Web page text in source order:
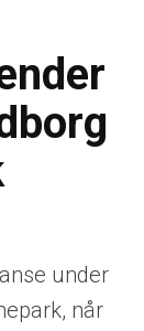
under
når